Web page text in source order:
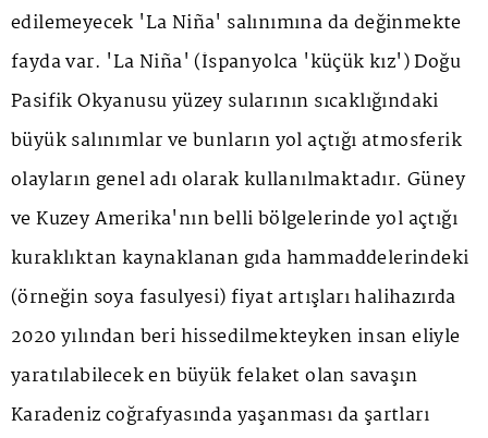
edilemeyecek 'La Niña' salınımına da değinmekte
fayda var. 'La Niña' (İspanyolca 'küçük kız') Doğu
Pasifik Okyanusu yüzey sularının sıcaklığındaki
büyük salınımlar ve bunların yol açtığı atmosferik
olayların genel adı olarak kullanılmaktadır. Güney
ve Kuzey Amerika'nın belli bölgelerinde yol açtığı
kuraklıktan kaynaklanan gıda hammaddelerindeki
(örneğin soya fasulyesi) fiyat artışları halihazırda
2020 yılından beri hissedilmekteyken insan eliyle
yaratılabilecek en büyük felaket olan savaşın
Karadeniz coğrafyasında yaşanması da şartları